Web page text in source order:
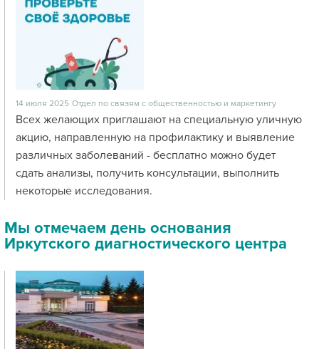
14 июля 2025 Отдел по связям с общественностью и маркетингу
Всех желающих приглашают на специальную уличную
акцию, направленную на профилактику и выявление
различных заболеваний - бесплатно можно будет
сдать анализы, получить консультации, выполнить
некоторые исследования.
Мы отмечаем день основания
Иркутского диагностического центра